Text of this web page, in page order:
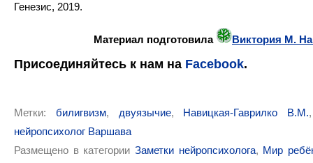
Генезис, 2019.
Материал подготовила Виктория М.
Присоединяйтесь к нам на Facebook.
Метки: билигвизм, двуязычие, Навицкая-Гаврилко В.М.
нейропсихолог Варшава
Размещено в категории Заметки нейропсихолога, Мир